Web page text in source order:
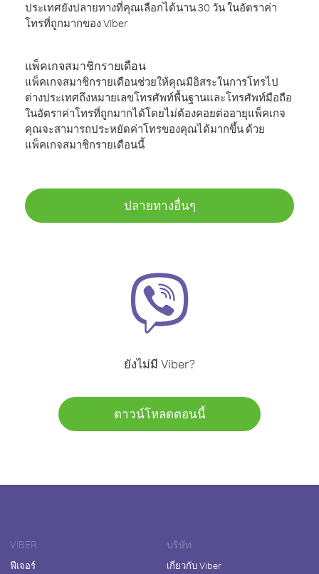
ประเทศยังปลายทางที่คุณเลือกได้นาน 30 วัน ในอัตราค่า
โทรที่ถูกมากของ Viber
แพ็คเกจสมาชิกรายเดือน
แพ็คเกจสมาชิกรายเดือนช่วยให้คุณมีอิสระในการโทรไป
ต่างประเทศถึงหมายเลขโทรศัพท์พื้นฐานและโทรศัพท์มือถือ
ในอัตราค่าโทรที่ถูกมากได้โดยไม่ต้องคอยต่ออายุแพ็คเกจ
คุณจะสามารถประหยัดค่าโทรของคุณได้มากขึ้น ด้วย
แพ็คเกจสมาชิกรายเดือนนี้
ปลายทางอื่นๆ
ยังไม่มี Viber?
ดาวน์โหลดตอนนี้
VIBER
ฟีเจอร์
บริษัท
เกี่ยวกับ Viber